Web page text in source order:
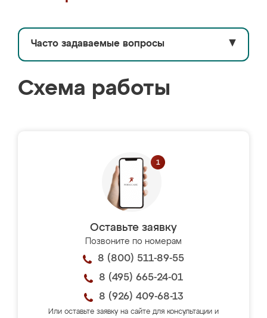
Часто задаваемые вопросы ▼
Схема работы
Оставьте заявку
Позвоните по номерам
8 (800) 511-89-55
8 (495) 665-24-01
8 (926) 409-68-13
Или оставьте заявку на сайте для консультации и